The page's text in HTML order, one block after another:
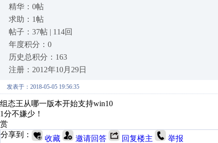
精华：0帖
求助：1帖
帖子：37帖 | 114回
年度积分：0
历史总积分：163
注册：2012年10月29日
发表于：2018-05-05 19:56:35
组态王从哪一版本开始支持win10
1分不嫌少！
赏
分享到：
收藏 邀请回答 回复楼主 举报